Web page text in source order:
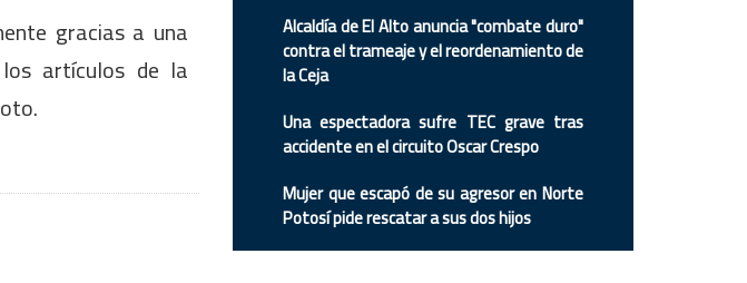
gracias a una
artículos de la
Alcaldía de El Alto anuncia "combate duro"
contra el trameaje y el reordenamiento de
la Ceja
Una espectadora sufre TEC grave tras
accidente en el circuito Oscar Crespo
Mujer que escapó de su agresor en Norte
Potosí pide rescatar a sus dos hijos